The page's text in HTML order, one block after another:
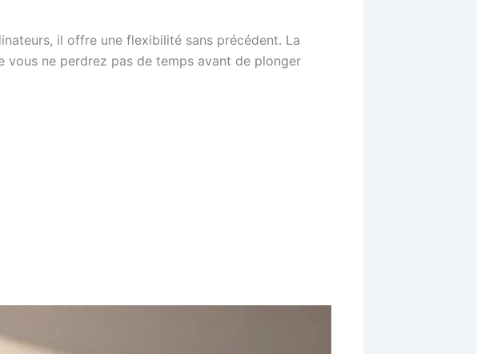
il offre une flexibilité sans précédent. La
vous ne perdrez pas de temps avant de plonger